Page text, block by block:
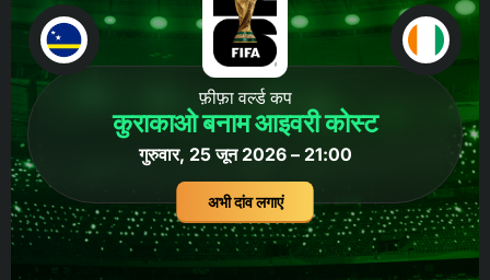
फ़ीफ़ा वर्ल्ड कप
कुराकाओ बनाम आइवरी कोस्ट
गुरुवार, 25 जून 2026 – 21:00
अभी दांव लगाएं